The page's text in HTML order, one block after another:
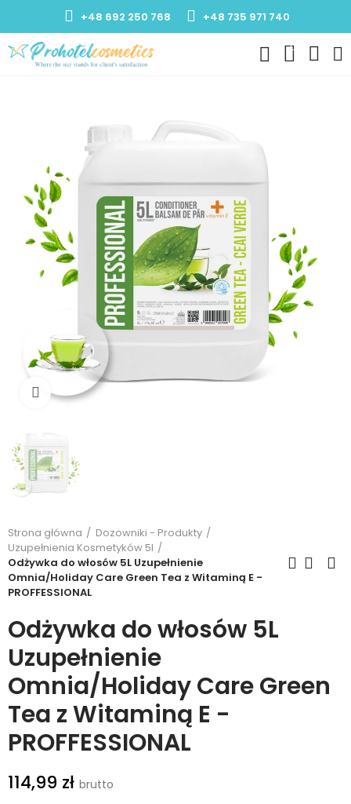
+48 692 250 768 +48 735 971 740
0
Kliknij, aby powiększyć
Strona główna
Dozowniki - Produkty
Uzupełnienia Kosmetyków 5l
Odżywka do włosów 5L Uzupełnienie
Omnia/Holiday Care Green Tea z Witaminą E -
PROFFESSIONAL
Odżywka do włosów 5L
Uzupełnienie
Omnia/Holiday Care Green
Tea z Witaminą E -
PROFFESSIONAL
114,99 zł